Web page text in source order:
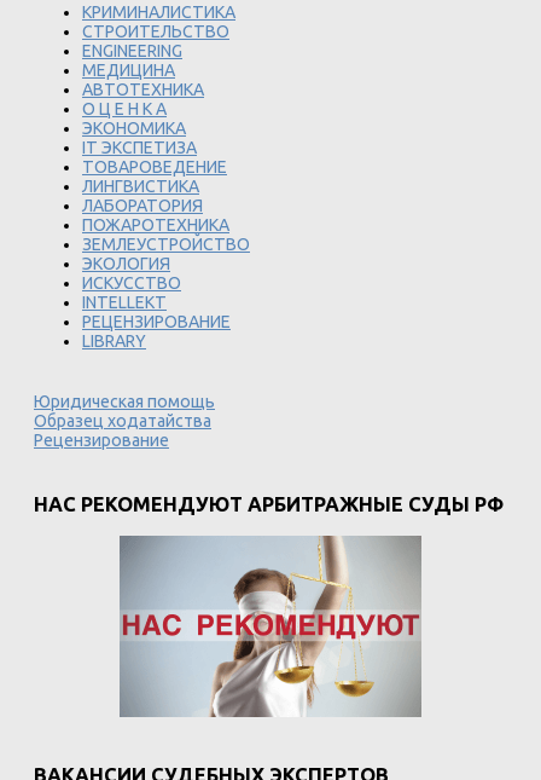
КРИМИНАЛИСТИКА
СТРОИТЕЛЬСТВО
ENGINEERING
МЕДИЦИНА
АВТОТЕХНИКА
О Ц Е Н К А
ЭКОНОМИКА
IT ЭКСПЕТИЗА
ТОВАРОВЕДЕНИЕ
ЛИНГВИСТИКА
ЛАБОРАТОРИЯ
ПОЖАРОТЕХНИКА
ЗЕМЛЕУСТРОЙСТВО
ЭКОЛОГИЯ
ИСКУССТВО
INTELLEKT
РЕЦЕНЗИРОВАНИЕ
LIBRARY
Юридическая помощь
Образец ходатайства
Рецензирование
НАС РЕКОМЕНДУЮТ АРБИТРАЖНЫЕ СУДЫ РФ
ВАКАНСИИ СУДЕБНЫХ ЭКСПЕРТОВ